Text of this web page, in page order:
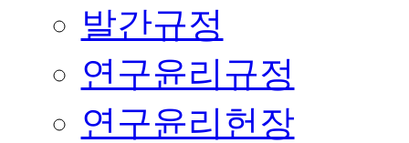
발간규정
연구윤리규정
연구윤리헌장